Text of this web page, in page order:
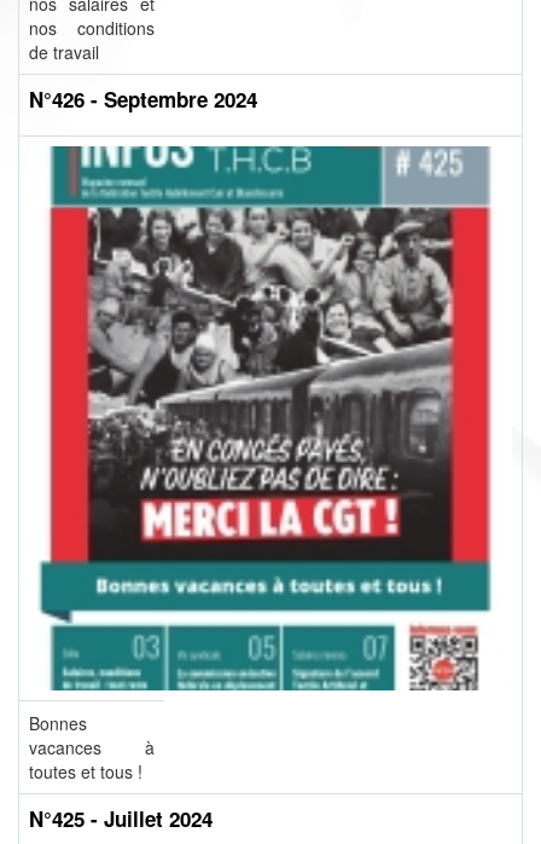
nos conditions
de travail
N°426 - Septembre 2024
Bonnes
vacances à
toutes et tous !
N°425 - Juillet 2024